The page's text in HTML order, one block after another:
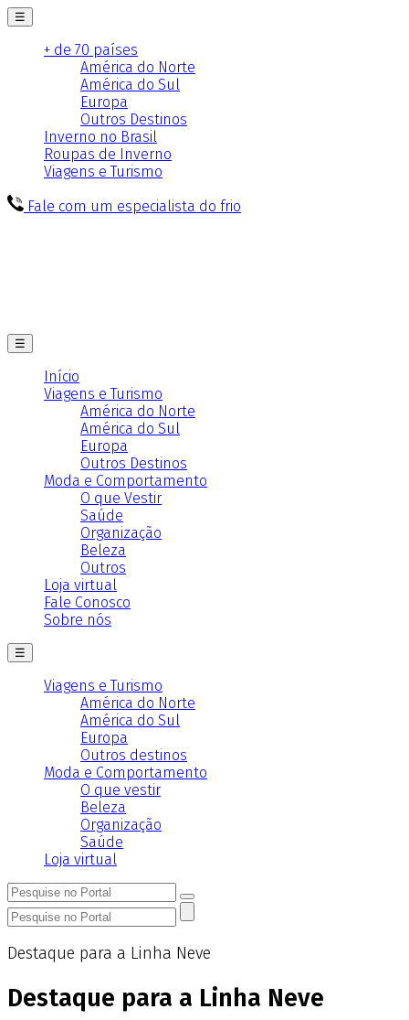
☰
+ de 70 países
América do Norte
América do Sul
Europa
Outros Destinos
Inverno no Brasil
Roupas de Inverno
Viagens e Turismo
Fale com um especialista do frio
☰
Início
Viagens e Turismo
América do Norte
América do Sul
Europa
Outros Destinos
Moda e Comportamento
O que Vestir
Saúde
Organização
Beleza
Outros
Loja virtual
Fale Conosco
Sobre nós
☰
Viagens e Turismo
América do Norte
América do Sul
Europa
Outros destinos
Moda e Comportamento
O que vestir
Beleza
Organização
Saúde
Loja virtual
Destaque para a Linha Neve
Destaque para a Linha Neve